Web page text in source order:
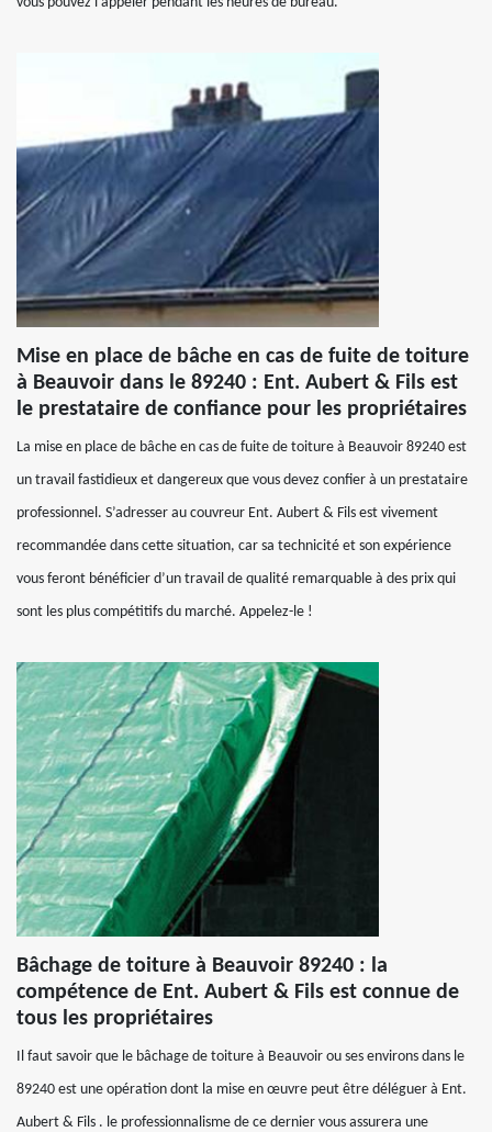
Mise en place de bâche en cas de fuite de toiture
à Beauvoir dans le 89240 : Ent. Aubert & Fils est
le prestataire de confiance pour les propriétaires
La mise en place de bâche en cas de fuite de toiture à Beauvoir 89240 est
un travail fastidieux et dangereux que vous devez confier à un prestataire
professionnel. S’adresser au couvreur Ent. Aubert & Fils est vivement
recommandée dans cette situation, car sa technicité et son expérience
vous feront bénéficier d’un travail de qualité remarquable à des prix qui
sont les plus compétitifs du marché. Appelez-le !
Bâchage de toiture à Beauvoir 89240 : la
compétence de Ent. Aubert & Fils est connue de
tous les propriétaires
Il faut savoir que le bâchage de toiture à Beauvoir ou ses environs dans le
89240 est une opération dont la mise en œuvre peut être déléguer à Ent.
Aubert & Fils . le professionnalisme de ce dernier vous assurera une